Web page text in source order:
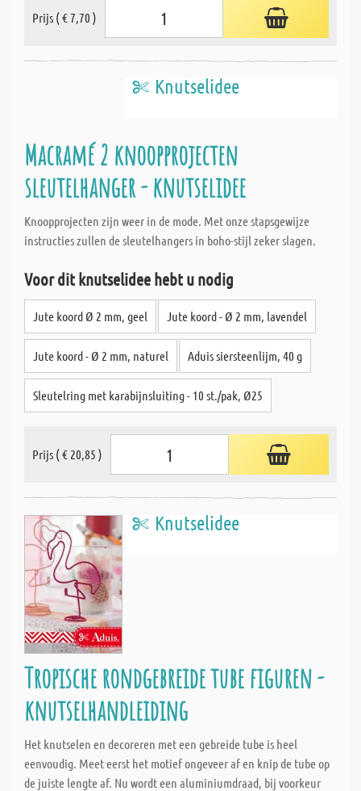
Prijs ( € 7,70 )
Knutselidee
Macramé 2 knoopprojecten
sleutelhanger - knutselidee
Knoopprojecten zijn weer in de mode. Met onze stapsgewijze
instructies zullen de sleutelhangers in boho-stijl zeker slagen.
Voor dit knutselidee hebt u nodig
Jute koord Ø 2 mm, geel Jute koord - Ø 2 mm, lavendel
Jute koord - Ø 2 mm, naturel Aduis siersteenlijm, 40 g
Sleutelring met karabijnsluiting - 10 st./pak, Ø25
Prijs ( € 20,85 )
Knutselidee
Tropische rondgebreide tube figuren -
knutselhandleiding
Het knutselen en decoreren met een gebreide tube is heel
eenvoudig. Meet eerst het motief ongeveer af en knip de tube op
de juiste lengte af. Nu wordt een aluminiumdraad, bij voorkeur